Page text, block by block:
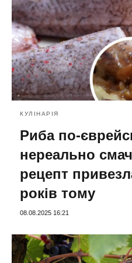
КУЛІНАРІЯ
Риба по-
нереально
рецепт
років тому
08.08.2025 16:21